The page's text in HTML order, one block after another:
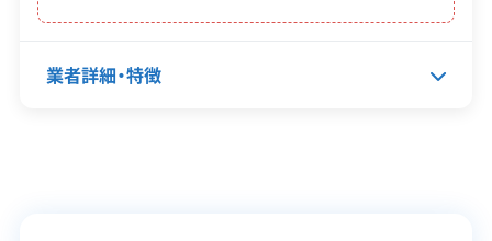
終わる予定のため、対象になる方は早めに申請
業者詳細・特徴